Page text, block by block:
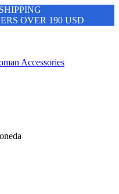
OVER 190 USD
Accessories